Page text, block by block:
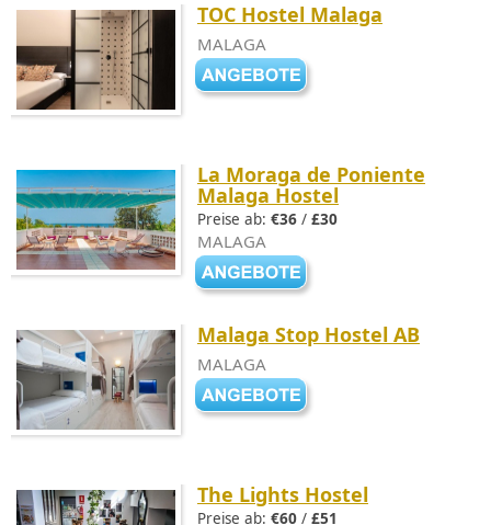
TOC Hostel Malaga
MALAGA
La Moraga de Poniente
Malaga Hostel
Preise ab: €36 / £30
MALAGA
Malaga Stop Hostel AB
MALAGA
The Lights Hostel
Preise ab: €60 / £51